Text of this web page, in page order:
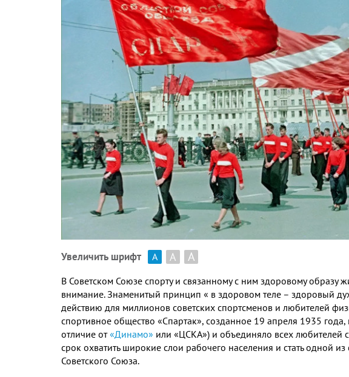
Увеличить шрифт А А А
В Советском Союзе спорту и связанному с ним здоровому образу
внимание.Знаменитый принцип « в здоровом теле – здоровый
действию для миллионов советских спортсменов и любителей
спортивное общество «Спартак», созданное 19 апреля 1935 года,
отличие от«Динамо» или «ЦСКА») и объединяло всех любителей
срок охватить широкие слои рабочего населения и стать одной
Советского Союза.